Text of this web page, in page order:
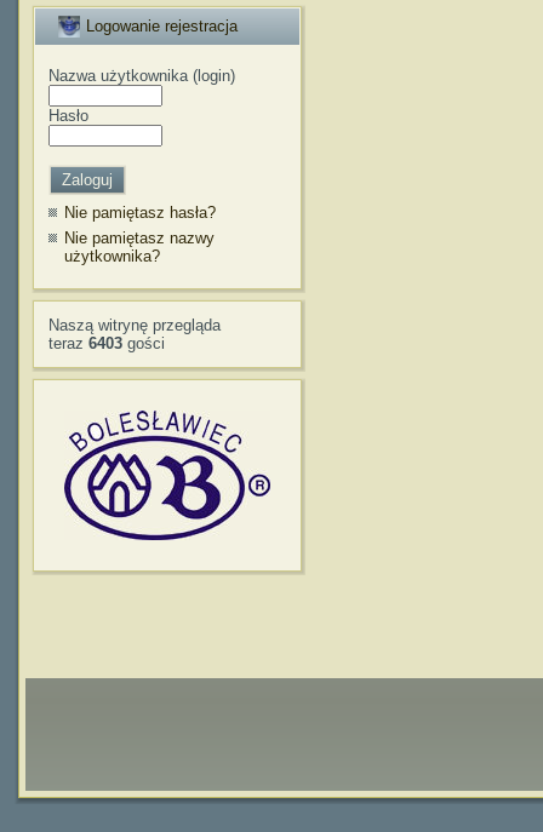
Logowanie rejestracja
Nazwa użytkownika (login)
Hasło
Nie pamiętasz hasła?
Nie pamiętasz nazwy
użytkownika?
Naszą witrynę przegląda
teraz 6403 gości